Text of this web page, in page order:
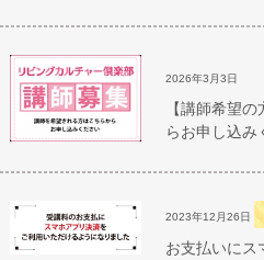
2026年3月3日
【講師希望
らお申し込み
2023年12月26日
お支払いにス